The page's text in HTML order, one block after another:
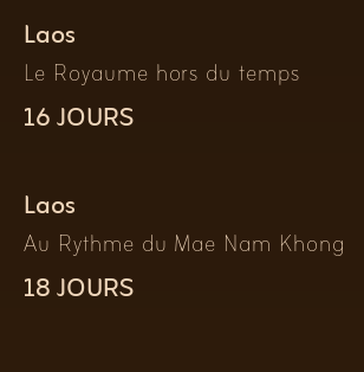
Laos
Le Royaume hors du temps
16 JOURS
Laos
Au Rythme du Mae Nam Khong
18 JOURS